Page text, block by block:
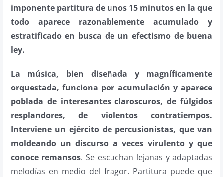
imponente partitura de unos 15 minutos en la que
todo aparece razonablemente acumulado y
estratificado en busca de un efectismo de buena
ley.
La música, bien diseñada y magníficamente
orquestada, funciona por acumulación y aparece
poblada de interesantes claroscuros, de fúlgidos
resplandores, de violentos contratiempos.
Interviene un ejército de percusionistas, que van
moldeando un discurso a veces virulento y que
conoce remansos. Se escuchan lejanas y adaptadas
melodías en medio del fragor. Partitura puede que